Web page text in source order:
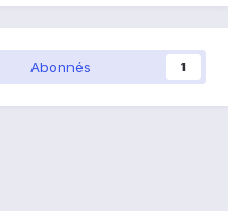
Abonnés 1